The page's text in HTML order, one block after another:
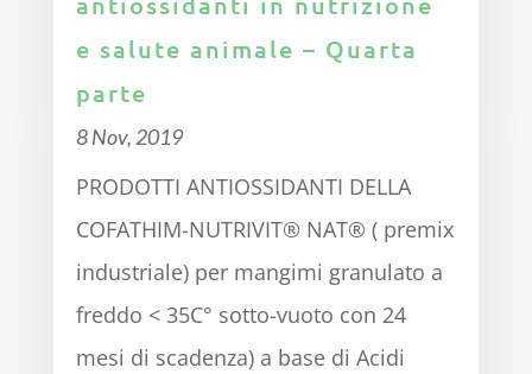
e salute animale – Quarta
parte
8 Nov, 2019
PRODOTTI ANTIOSSIDANTI DELLA
COFATHIM-NUTRIVIT® NAT® ( premix
industriale) per mangimi granulato a
freddo < 35C° sotto-vuoto con 24
mesi di scadenza) a base di Acidi